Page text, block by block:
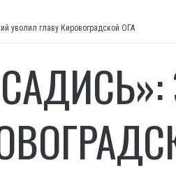
уволил главу Кировоградской ОГА